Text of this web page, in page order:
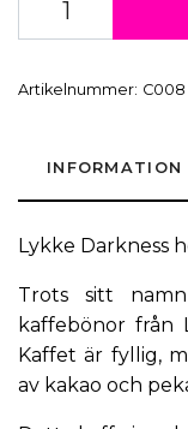
Artikelnummer: C008
INFORMATION
Lykke Darkness
Trots sitt
kaffebönor från
Kaffet är fyllig,
av kakao och